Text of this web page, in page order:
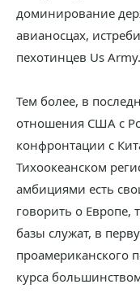
доминирование
авианосцах,
пехотинцев Us Army.
Тем более, в
отношения США с
конфронтации с
Тихоокеанском
амбициями есть
говорить о Европе,
базы служат, в
проамериканского
курса